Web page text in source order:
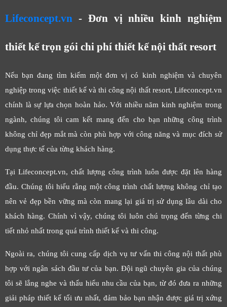
Lifeconcept.vn - Đơn vị nhiều kinh nghiệm
thiết kế trọn gói chi phí thiết kế nội thất resort
Nếu bạn đang tìm kiếm một đơn vị có kinh nghiệm và chuyên
nghiệp trong việc thiết kế và thi công nội thất resort, Lifeconcept.vn
chính là sự lựa chọn hoàn hảo. Với nhiều năm kinh nghiệm trong
ngành, chúng tôi cam kết mang đến cho bạn những công trình
không chỉ đẹp mắt mà còn phù hợp với công năng và mục đích sử
dụng thực tế của từng khách hàng.
Tại Lifeconcept.vn, chất lượng công trình luôn được đặt lên hàng
đầu. Chúng tôi hiểu rằng một công trình chất lượng không chỉ tạo
nên vẻ đẹp bền vững mà còn mang lại giá trị sử dụng lâu dài cho
khách hàng. Chính vì vậy, chúng tôi luôn chú trọng đến từng chi
tiết nhỏ nhất trong quá trình thiết kế và thi công.
Ngoài ra, chúng tôi cung cấp dịch vụ tư vấn thi công nội thất phù
hợp với ngân sách đầu tư của bạn. Đội ngũ chuyên gia của chúng
tôi sẽ lắng nghe và thấu hiểu nhu cầu của bạn, từ đó đưa ra những
giải pháp thiết kế tối ưu nhất, đảm bảo bạn nhận được giá trị xứng